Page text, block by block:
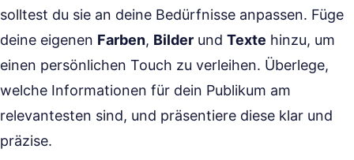
solltest du sie an deine Bedürfnisse anpassen. Füge
deine eigenen Farben, Bilder und Texte hinzu, um
einen persönlichen Touch zu verleihen. Überlege,
welche Informationen für dein Publikum am
relevantesten sind, und präsentiere diese klar und
präzise.